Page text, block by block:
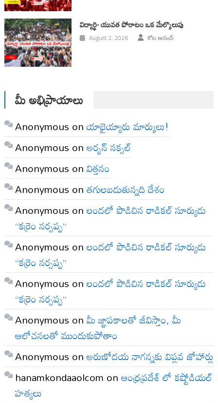
విద్యార్థి- యువత పోరాటం ఒక మేల్కొలుపు
August 2, 2026 కోట ఆనంద్
మీ అభిప్రాయాలు
Anonymous onయాభైయ్యారు మార్కులు!
Anonymous onఅర్బన్ నక్సల్
Anonymous onవిత్తనం
Anonymous onతగులబడుతున్నది దేశం
Anonymous onలందలో పొడిచిన రాడికల్ సూర్యుడు
“కర్రెం నర్సప్ప”
Anonymous onలందలో పొడిచిన రాడికల్ సూర్యుడు
“కర్రెం నర్సప్ప”
Anonymous onలందలో పొడిచిన రాడికల్ సూర్యుడు
“కర్రెం నర్సప్ప”
Anonymous onమీ జ్ఞాపకాలతో జీవిస్తాం, మీ
ఆలోచనలతో ముందుకుపోతాం
Anonymous onఅరుణోదయ నాగన్నకు విప్లవ జోహార్లు
hanamkondaaolcom onఆంధ్రప్రదేశ్ లో కష్టోడియల్
హత్యలు